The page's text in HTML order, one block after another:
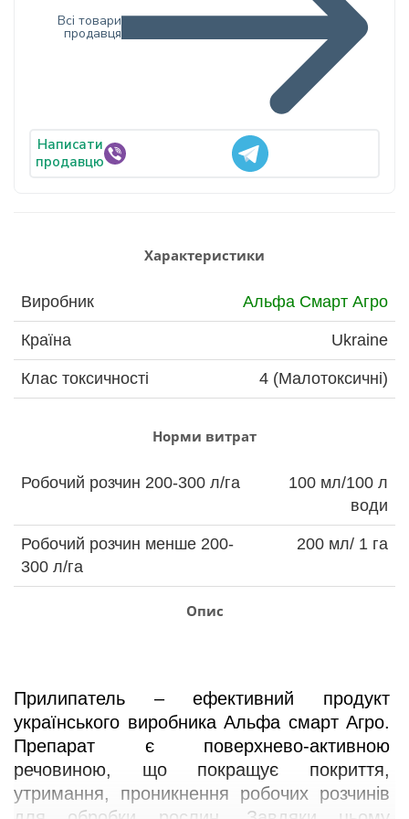
Написати
продавцю
Всі товари
продавця
Характеристики
Виробник Альфа Смарт Агро
Країна Ukraine
Клас токсичності 4 (Малотоксичні)
Норми витрат
Робочий розчин 200-300 л/га
100 мл/100 л
води
Робочий розчин менше 200-
300 л/га
200 мл/ 1 га
Опис
Прилипатель – ефективний продукт
українського виробника Альфа смарт Агро.
Препарат є поверхнево-активною
речовиною, що покращує покриття,
утримання, проникнення робочих розчинів